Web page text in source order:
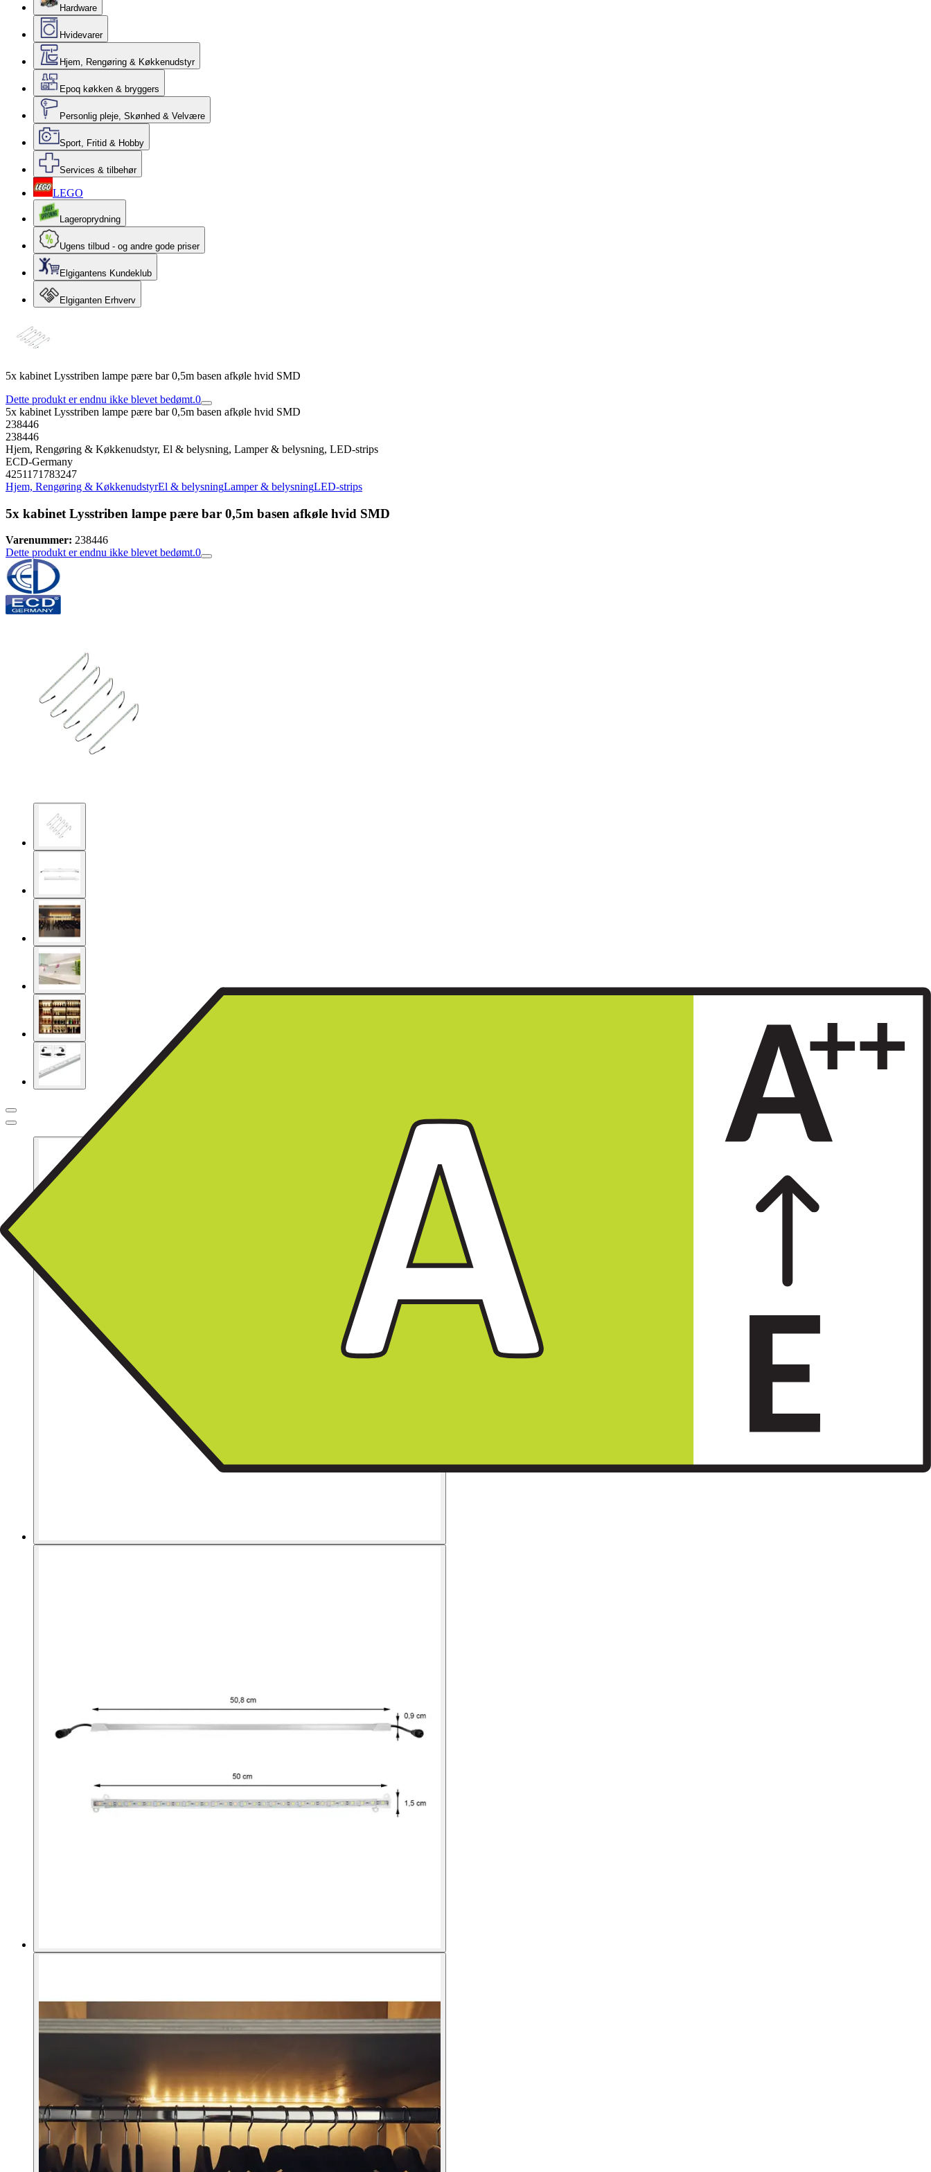
Hardware
Hvidevarer
Hjem, Rengøring & Køkkenudstyr
Epoq køkken & bryggers
Personlig pleje, Skønhed & Velvære
Sport, Fritid & Hobby
Services & tilbehør
LEGO
Lageroprydning
Ugens tilbud - og andre gode priser
Elgigantens Kundeklub
Elgiganten Erhverv
5x kabinet Lysstriben lampe pære bar 0,5m basen afkøle hvid SMD
Dette produkt er endnu ikke blevet bedømt.0
5x kabinet Lysstriben lampe pære bar 0,5m basen afkøle hvid SMD
238446
238446
Hjem, Rengøring & Køkkenudstyr, El & belysning, Lamper & belysning, LED-strips
ECD-Germany
4251171783247
Hjem, Rengøring & KøkkenudstyrEl & belysningLamper & belysningLED-strips
5x kabinet Lysstriben lampe pære bar 0,5m basen afkøle hvid SMD
Varenummer: 238446
Dette produkt er endnu ikke blevet bedømt.0